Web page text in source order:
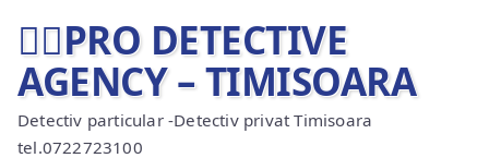
🕵️‍♂️PRO DETECTIVE
AGENCY – TIMISOARA
Detectiv particular -Detectiv privat Timisoara
tel.0722723100